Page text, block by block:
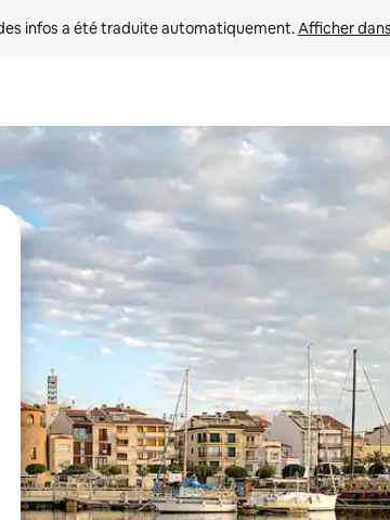
infos a été traduite automatiquement. Afficher
les flèches vers le haut et vers le bas, ou en